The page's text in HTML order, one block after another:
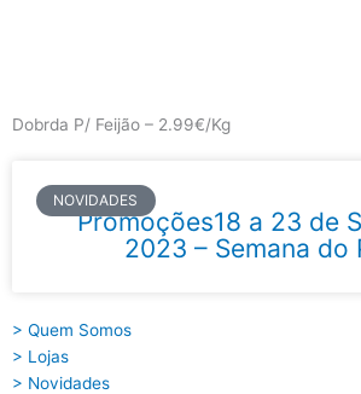
Dobrda P/ Feijão – 2.99€/Kg
NOVIDADES
Promoções18 a 23 de
2023 – Semana do
> Quem Somos
> Lojas
> Novidades